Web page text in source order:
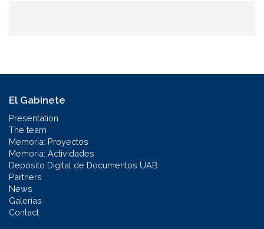
El Gabinete
Presentation
The team
Memoria: Proyectos
Memoria: Actividades
Depósito Digital de Documentos UAB
Partners
News
Galerías
Contact